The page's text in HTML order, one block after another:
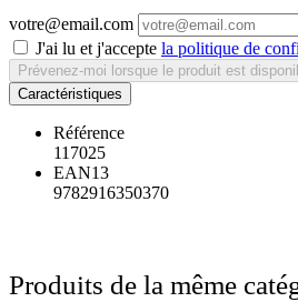
votre@email.com
J'ai lu et j'accepte la politique de
Prévenez-moi lorsque le produit est
Caractéristiques
Référence
117025
EAN13
9782916350370
Produits de la même